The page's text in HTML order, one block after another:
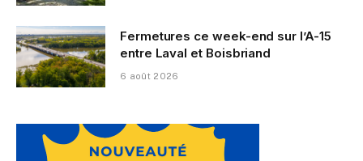
Fermetures ce week-end sur l’A-15
entre Laval et Boisbriand
6 août 2026